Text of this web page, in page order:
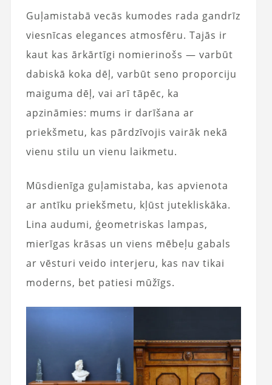
Guļamistabā vecās kumodes rada gandrīz
viesnīcas elegances atmosfēru. Tajās ir
kaut kas ārkārtīgi nomierinošs — varbūt
dabiskā koka dēļ, varbūt seno proporciju
maiguma dēļ, vai arī tāpēc, ka
apzināmies: mums ir darīšana ar
priekšmetu, kas pārdzīvojis vairāk nekā
vienu stilu un vienu laikmetu.
Mūsdienīga guļamistaba, kas apvienota
ar antīku priekšmetu, kļūst jutekliskāka.
Lina audumi, ģeometriskas lampas,
mierīgas krāsas un viens mēbeļu gabals
ar vēsturi veido interjeru, kas nav tikai
moderns, bet patiesi mūžīgs.